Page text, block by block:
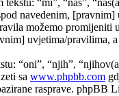
“mi”, “nas”,
navedenim,
možemo
uvjetima/pravilima,
“oni”, “njih”,
sa www.phpbb.com
rasprave. phpBB